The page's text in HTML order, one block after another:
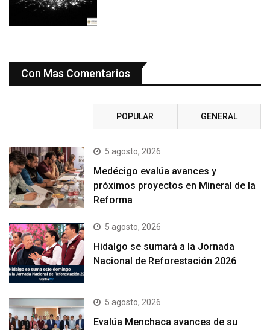
Con Mas Comentarios
POPULAR GENERAL
5 agosto, 2026
Medécigo evalúa avances y
próximos proyectos en Mineral de la
Reforma
5 agosto, 2026
Hidalgo se sumará a la Jornada
Nacional de Reforestación 2026
5 agosto, 2026
Evalúa Menchaca avances de su